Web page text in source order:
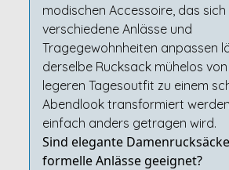
modischen Accessoire, das sich
verschiedene Anlässe und
Tragegewohnheiten anpassen
derselbe Rucksack mühelos
legeren Tagesoutfit zu einem
Abendlook transformiert
einfach anders getragen wird.
Sind elegante
formelle Anlässe geeignet?